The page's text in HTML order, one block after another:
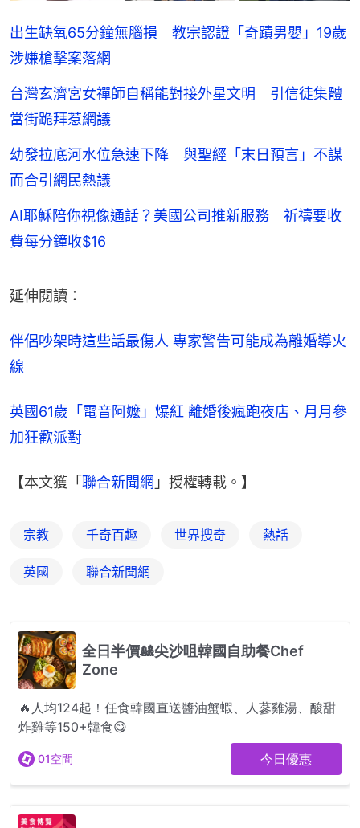
出生缺氧65分鐘無腦損 教宗認證「奇蹟男嬰」19歲
涉嫌槍擊案落網
台灣玄濟宮女禪師自稱能對接外星文明 引信徒集體
當街跪拜惹網議
幼發拉底河水位急速下降 與聖經「末日預言」不謀
而合引網民熱議
AI耶穌陪你視像通話？美國公司推新服務 祈禱要收
費每分鐘收$16
延伸閱讀：
伴侶吵架時這些話最傷人 專家警告可能成為離婚導火
線
英國61歲「電音阿嬤」爆紅 離婚後瘋跑夜店、月月參
加狂歡派對
【本文獲「 聯合新聞網 」授權轉載。】
宗教 千奇百趣 世界搜奇 熱話
英國 聯合新聞網